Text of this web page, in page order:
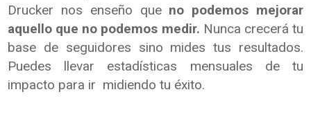
Drucker nos enseño que no podemos mejorar
aquello que no podemos medir. Nunca crecerá tu
base de seguidores sino mides tus resultados.
Puedes llevar estadísticas mensuales de tu
impacto para ir midiendo tu éxito.